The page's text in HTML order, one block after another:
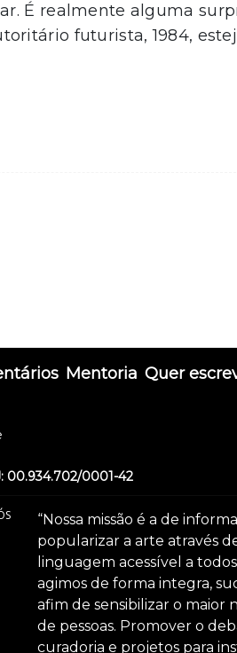
É realmente alguma
futurista, 1984,
Mentoria Quer
00.934.702/0001-42
“Nossa missão é a de
popularizar a arte através
linguagem acessível a
agimos de forma integra,
afim de sensibilizar o maior
de pessoas. Promover o
curadoria e projetos para